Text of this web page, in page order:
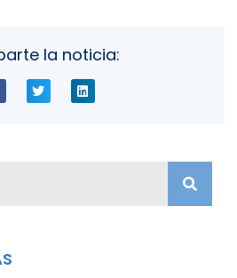
la noticia: